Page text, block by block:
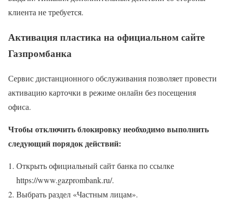
клиента не требуется.
Активация пластика на официальном сайте
Газпромбанка
Сервис дистанционного обслуживания позволяет провести
активацию карточки в режиме онлайн без посещения
офиса.
Чтобы отключить блокировку необходимо выполнить
следующий порядок действий:
Открыть официальный сайт банка по ссылке
https://www.gazprombank.ru/.
Выбрать раздел «Частным лицам».